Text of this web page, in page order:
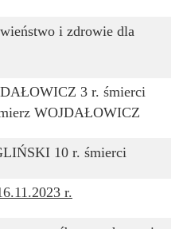
i zdrowie dla
3 r. śmierci
WOJDAŁOWICZ
10 r. śmierci
.2023 r.